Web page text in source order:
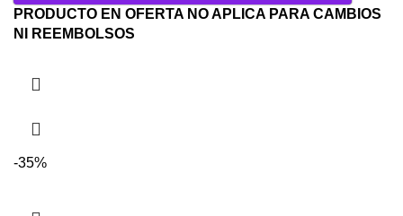
PRODUCTO EN OFERTA NO APLICA PARA CAMBIOS
NI REEMBOLSOS
-35%